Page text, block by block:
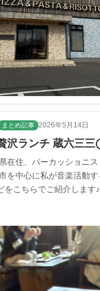
まとめ記事 2026年5月14日
沢ランチ 蔵六三
在住、パーカッショニ
を中心に私が音楽活動
をこちらでご紹介します